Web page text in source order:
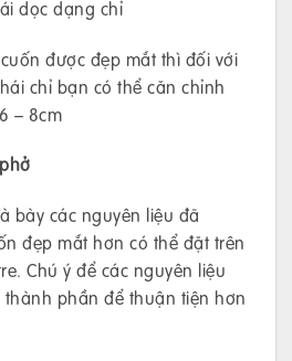
dọc dạng chỉ
được đẹp mắt thì đối với
chỉ bạn có thể căn chỉnh
– 8cm
bày các nguyên liệu đã
đẹp mắt hơn có thể đặt trên
Chú ý để các nguyên liệu
phần để thuận tiện hơn